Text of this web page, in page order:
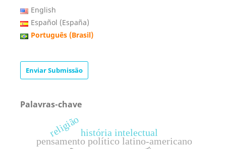
English
Español (España)
Português (Brasil)
Enviar Submissão
Palavras-chave
pensamento político latino-americano
história intelectual
religião